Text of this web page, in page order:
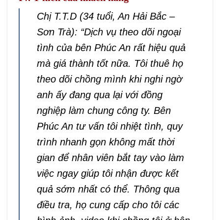
được Phúc An bảo mật cẩn thận. Chỉ những nhân
viên tham gia vụ án mới được sử dụng thông tin.
Sau khi kết thúc hợp đồng, trong vòng 7 ngày
nếu khách hàng không có bất kỳ khiếu nại sẽ tiến
hành tiêu hủy thông tin.
IV. Ý kiến của khách hàng
Chị T.T.D (34 tuổi, An Hải Bắc –
Sơn Trà): “Dịch vụ theo dõi ngoại
tình của bên Phúc An rất hiệu quả
mà giá thành tốt nữa. Tôi thuê họ
theo dõi chồng mình khi nghi ngờ
anh ấy đang qua lại với đồng
nghiệp làm chung công ty. Bên